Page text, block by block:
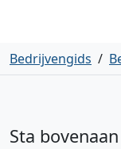
Bedrijvengids /
Sta